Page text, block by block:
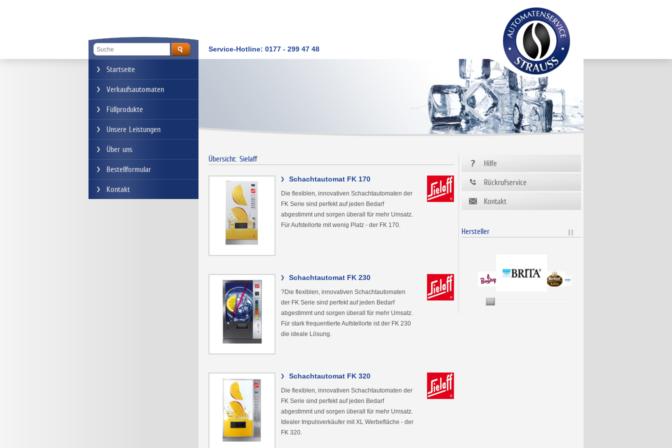
Service-Hotline: 0177 - 299 47 48
Startseite
Verkaufsautomaten
Füllprodukte
Unsere Leistungen
Über uns
Bestellformular
Kontakt
Hersteller
Übersicht: Sielaff
> Schachtautomat FK 170
Die flexiblen, innovativen Schachtautomaten der
FK Serie sind perfekt auf jeden Bedarf
abgestimmt und sorgen überall für mehr Umsatz.
Für Aufstellorte mit wenig Platz - der FK 170.
> Schachtautomat FK 230
?Die flexiblen, innovativen Schachtautomaten
der FK Serie sind perfekt auf jeden Bedarf
abgestimmt und sorgen überall für mehr Umsatz.
Für stark frequentierte Aufstellorte ist der FK 230
die ideale Lösung.
> Schachtautomat FK 320
Die flexiblen, innovativen Schachtautomaten der
FK Serie sind perfekt auf jeden Bedarf
abgestimmt und sorgen überall für mehr Umsatz.
Idealer Impulsverkäufer mit XL Werbefläche - der
FK 320.